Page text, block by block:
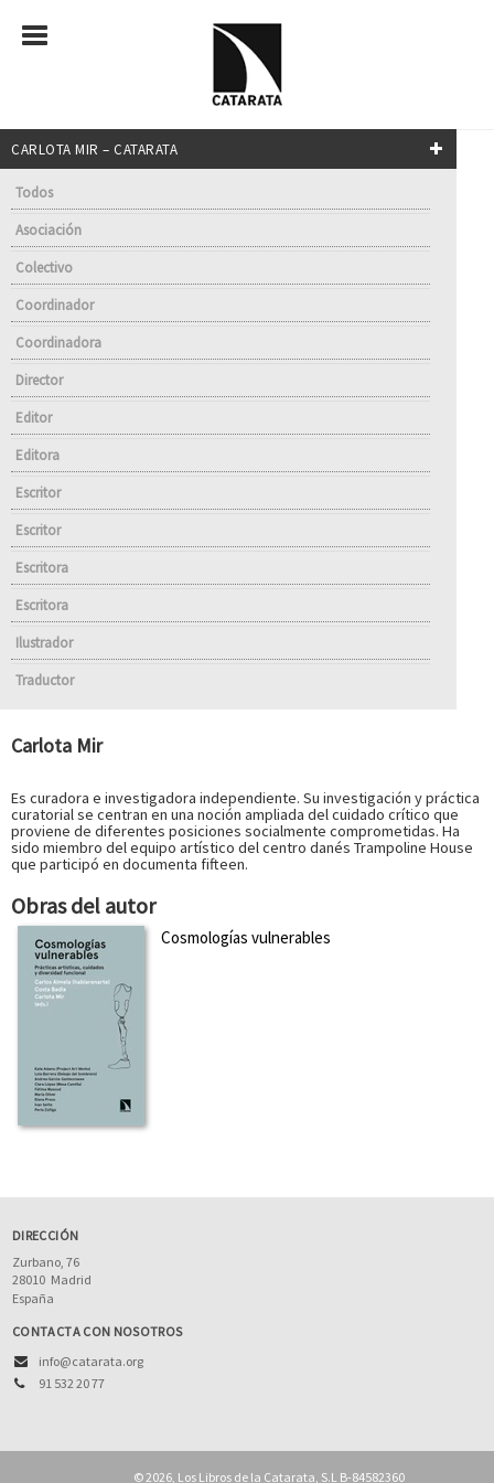
CARLOTA MIR – CATARATA
Todos
Asociación
Colectivo
Coordinador
Coordinadora
Director
Editor
Editora
Escritor
Escritor
Escritora
Escritora
Ilustrador
Traductor
Carlota Mir
Es curadora e investigadora independiente. Su investigación y práctica
curatorial se centran en una noción ampliada del cuidado crítico que
proviene de diferentes posiciones socialmente comprometidas. Ha
sido miembro del equipo artístico del centro danés Trampoline House
que participó en documenta fifteen.
Obras del autor
Cosmologías vulnerables
DIRECCIÓN
Zurbano, 76
28010 Madrid
España
CONTACTA CON NOSOTROS
info@catarata.org
91 532 20 77
© 2026, Los Libros de la Catarata, S.L B-84582360